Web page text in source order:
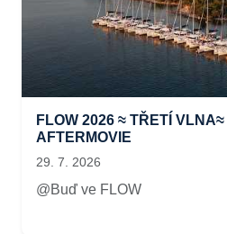
FLOW 2026 ≈ TŘETÍ
AFTERMOVIE
29. 7. 2026
@Buď ve FLOW